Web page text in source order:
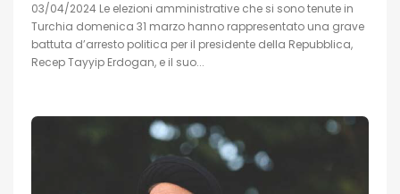
03/04/2024 Le elezioni amministrative che si sono tenute in
Turchia domenica 31 marzo hanno rappresentato una grave
battuta d’arresto politica per il presidente della Repubblica,
Recep Tayyip Erdogan, e il suo...